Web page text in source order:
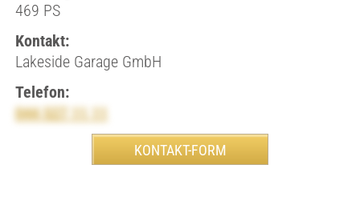
469 PS
Kontakt:
Lakeside Garage GmbH
Telefon:
044 527 11 11